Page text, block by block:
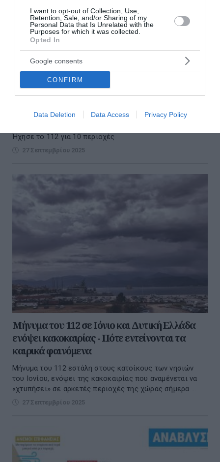
I want to opt-out of Collection, Use,
Retention, Sale, and/or Sharing of my
Personal Data that Is Unrelated with the
Purposes for which it was collected.
Opted In
Google consents
CONFIRM
Data Deletion Data Access Privacy Policy
Ισχυρές βροχές και καταιγίδες σε Ιόνιο,
περιοχές που θα επηρεάσει η κακοκαιρία
Ήχησε το 112 για 10 περιοχές
27 Σεπτεμβρίου 2025
Μήνυμα του 112 σε Ιόνιο και Δυτική Ελλάδα
ενόψει κακοκαιρίας - Πότε εντείνονται τα
καιρικά φαινόμενα
Μήνυμα του 112 εστάλη στους κατοίκους των νησιών
του Ιονίου, ενόψει της κακοκαιρίας που αναμένεται να
«χτυπήσει» σε αρκετές περιοχές της χώρας σήμερα ...
27 Σεπτεμβρίου 2025